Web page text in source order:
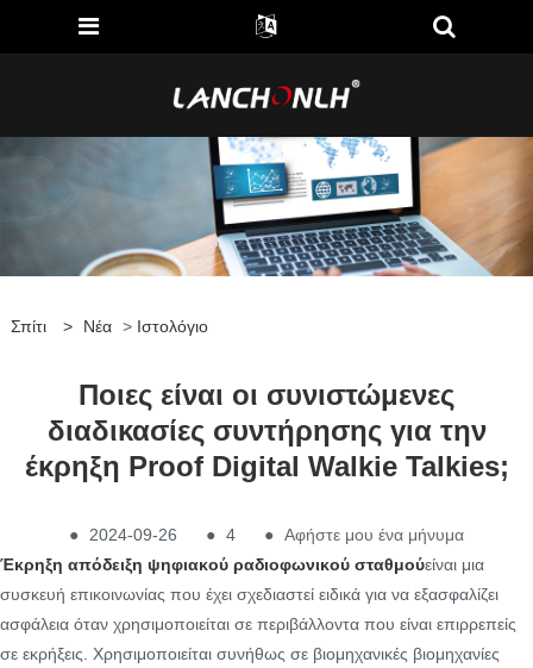
Σπίτι > Νέα > Ιστολόγιο
Ποιες είναι οι συνιστώμενες
διαδικασίες συντήρησης για την
έκρηξη Proof Digital Walkie Talkies;
● 2024-09-26 ● 4 ● Αφήστε μου ένα μήνυμα
Έκρηξη απόδειξη ψηφιακού ραδιοφωνικού σταθμούείναι μια
συσκευή επικοινωνίας που έχει σχεδιαστεί ειδικά για να εξασφαλίζει
ασφάλεια όταν χρησιμοποιείται σε περιβάλλοντα που είναι επιρρεπείς
σε εκρήξεις. Χρησιμοποιείται συνήθως σε βιομηχανικές βιομηχανίες